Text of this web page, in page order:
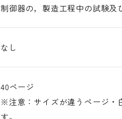
制御器の，製造工程中の試験
なし
40ページ
※注意：サイズが違うページ・